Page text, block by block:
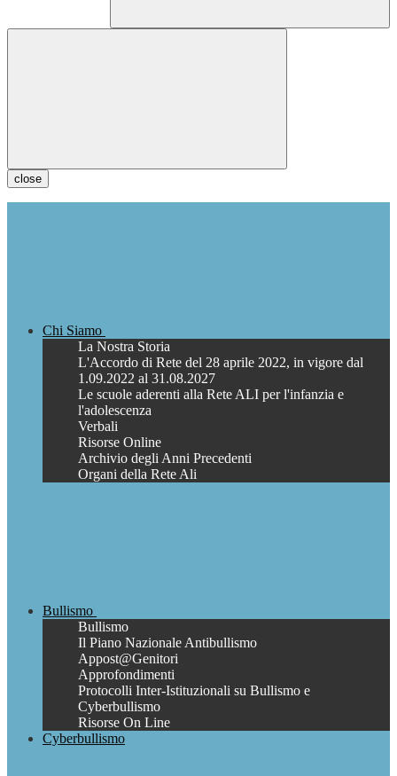
close
Chi Siamo
La Nostra Storia
L'Accordo di Rete del 28 aprile 2022, in vigore dal
1.09.2022 al 31.08.2027
Le scuole aderenti alla Rete ALI per l'infanzia e
l'adolescenza
Verbali
Risorse Online
Archivio degli Anni Precedenti
Organi della Rete Ali
Bullismo
Bullismo
Il Piano Nazionale Antibullismo
Appost@Genitori
Approfondimenti
Protocolli Inter-Istituzionali su Bullismo e
Cyberbullismo
Risorse On Line
Cyberbullismo